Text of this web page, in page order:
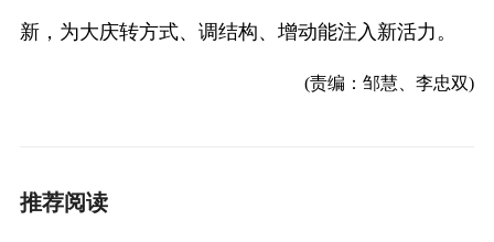
新，为大庆转方式、调结构、增动能注入新活力。
(责编：邹慧、李忠双)
推荐阅读